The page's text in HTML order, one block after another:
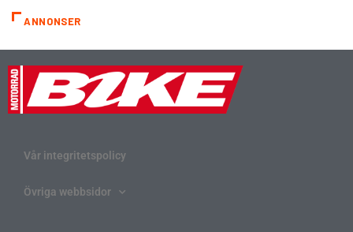
ANNONSER
Vår integritetspolicy
Övriga webbsidor